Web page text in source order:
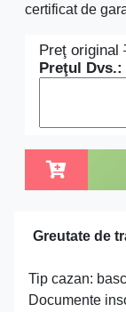
certificat de
Preţ original
Preţul Dvs.:
Greutate de
Tip cazan:
Documente